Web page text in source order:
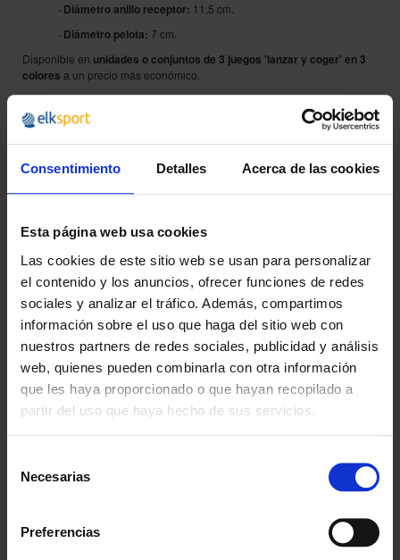
Consentimiento Detalles Acerca de las cookies
Esta página web usa cookies
Las cookies de este sitio web se usan para personalizar
el contenido y los anuncios, ofrecer funciones de redes
sociales y analizar el tráfico. Además, compartimos
información sobre el uso que haga del sitio web con
nuestros partners de redes sociales, publicidad y análisis
web, quienes pueden combinarla con otra información
que les haya proporcionado o que hayan recopilado a
partir del uso que haya hecho de sus servicios.
Necesarias
Preferencias
· Diámetro anillo receptor: 11,5 cm.
· Diámetro pelota: 7 cm.
Disponible en unidades o conjuntos de 3 juegos 'lanzar y coger' en 3
colores a un precio más económico.
Advertencias:
· Edad de uso: + 3 años.
· Usar siempre bajo supervisión adulta.
¿POR QUÉ ELEGIRNOS?
Desde 1988
Innovando contigo
Especialistas en colectivos
Descubre nuestras ventajas
Envío gratis
A partir de 100€
En cambio y devolución
Disponibilidad
Amplio stock disponible